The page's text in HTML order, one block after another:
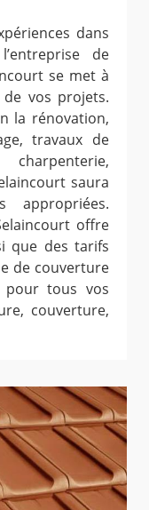
dans
de
se met à
vos projets.
la rénovation,
travaux de
saura
offre
que des tarifs
de couverture
tous vos
couverture,